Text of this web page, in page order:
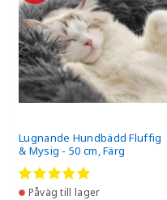
Lugnande Hundbädd Fluffig
& Mysig - 50 cm, Färg
Påväg till lager